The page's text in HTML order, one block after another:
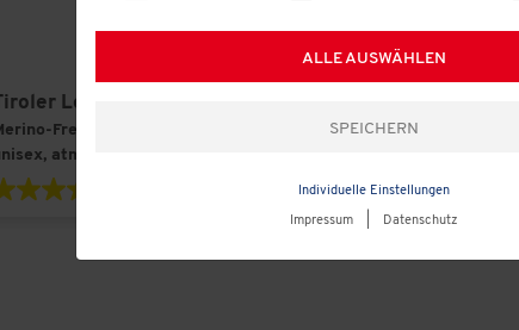
Loden
Freizeitschuhe niedrig
atmungsaktiv
Thermostiefel
ALLE AUSWÄHLEN
Individuelle Einstellungen
Impressum Datenschutz